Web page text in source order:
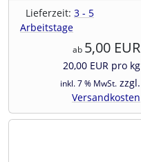
Lieferzeit: 3 - 5
Arbeitstage
ab 5,00 EUR
20,00 EUR pro kg
inkl. 7 % MwSt. zzgl.
Versandkosten